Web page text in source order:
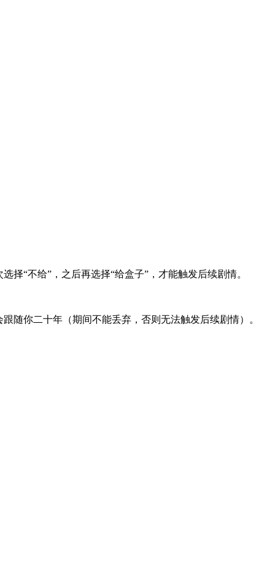
“不给”，之后再选择“给盒子”，才能触发后续剧情。
随你二十年（期间不能丢弃，否则无法触发后续剧情）。